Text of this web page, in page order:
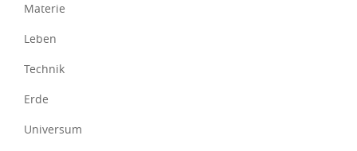
Materie
Leben
Technik
Erde
Universum